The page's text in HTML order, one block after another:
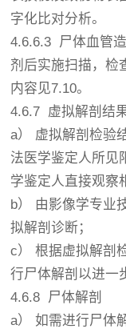
字化比对分析。
4.6.6.3 尸体血管
剂后实施扫描，检
内容见7.10。
4.6.7 虚拟解剖结
a） 虚拟解剖检验
法医学鉴定人所见
学鉴定人直接观察
b） 由影像学专业
拟解剖诊断；
c） 根据虚拟解剖
行尸体解剖以进一
4.6.8 尸体解剖
a） 如需进行尸体